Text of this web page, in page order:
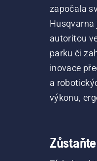
započala
Husqvarna
autoritou
parku či
inovace
a
výkonu,